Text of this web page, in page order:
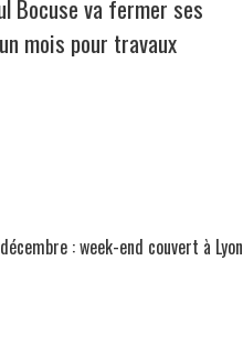
Bocuse va fermer ses
mois pour travaux
: week-end couvert à Lyon